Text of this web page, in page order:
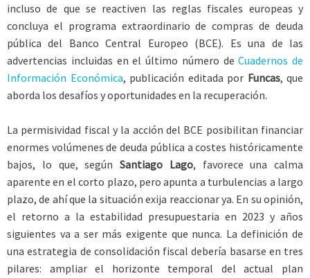
incluso de que se reactiven las reglas fiscales europeas y
concluya el programa extraordinario de compras de deuda
pública del Banco Central Europeo (BCE). Es una de las
advertencias incluidas en el último número deCuadernos de
Información Económica, publicación editada por Funcas, que
aborda los desafíos y oportunidades en la recuperación.
La permisividad fiscal y la acción del BCE posibilitan financiar
enormes volúmenes de deuda pública a costes históricamente
bajos, lo que, según Santiago Lago, favorece una calma
aparente en el corto plazo, pero apunta a turbulencias a largo
plazo, de ahí que la situación exija reaccionar ya. En su opinión,
el retorno a la estabilidad presupuestaria en 2023 y años
siguientes va a ser más exigente que nunca. La definición de
una estrategia de consolidación fiscal debería basarse en tres
pilares: ampliar el horizonte temporal del actual plan